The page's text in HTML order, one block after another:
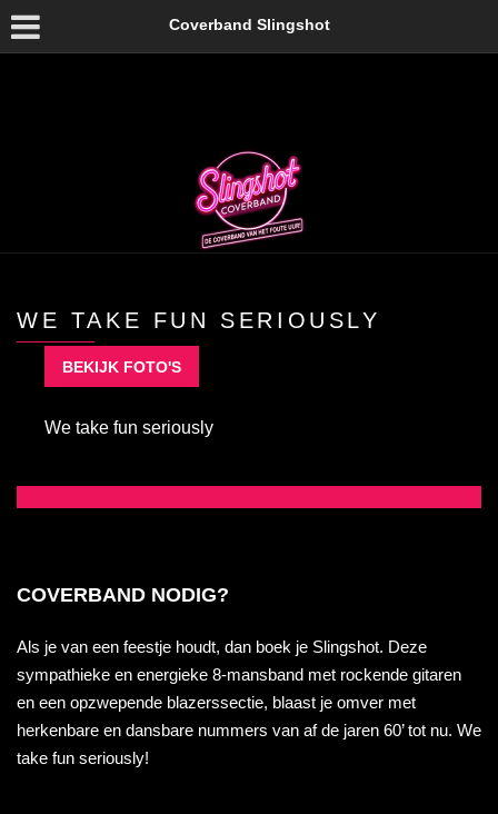
Coverband Slingshot
WE TAKE FUN SERIOUSLY
We take fun seriously
BEKIJK FOTO'S
COVERBAND NODIG?
Als je van een feestje houdt, dan boek je Slingshot. Deze
sympathieke en energieke 8-mansband met rockende gitaren
en een opzwepende blazerssectie, blaast je omver met
herkenbare en dansbare nummers van af de jaren 60’ tot nu. We
take fun seriously!